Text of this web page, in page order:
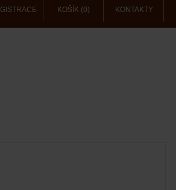
KOŠÍK (0) KONTAKTY